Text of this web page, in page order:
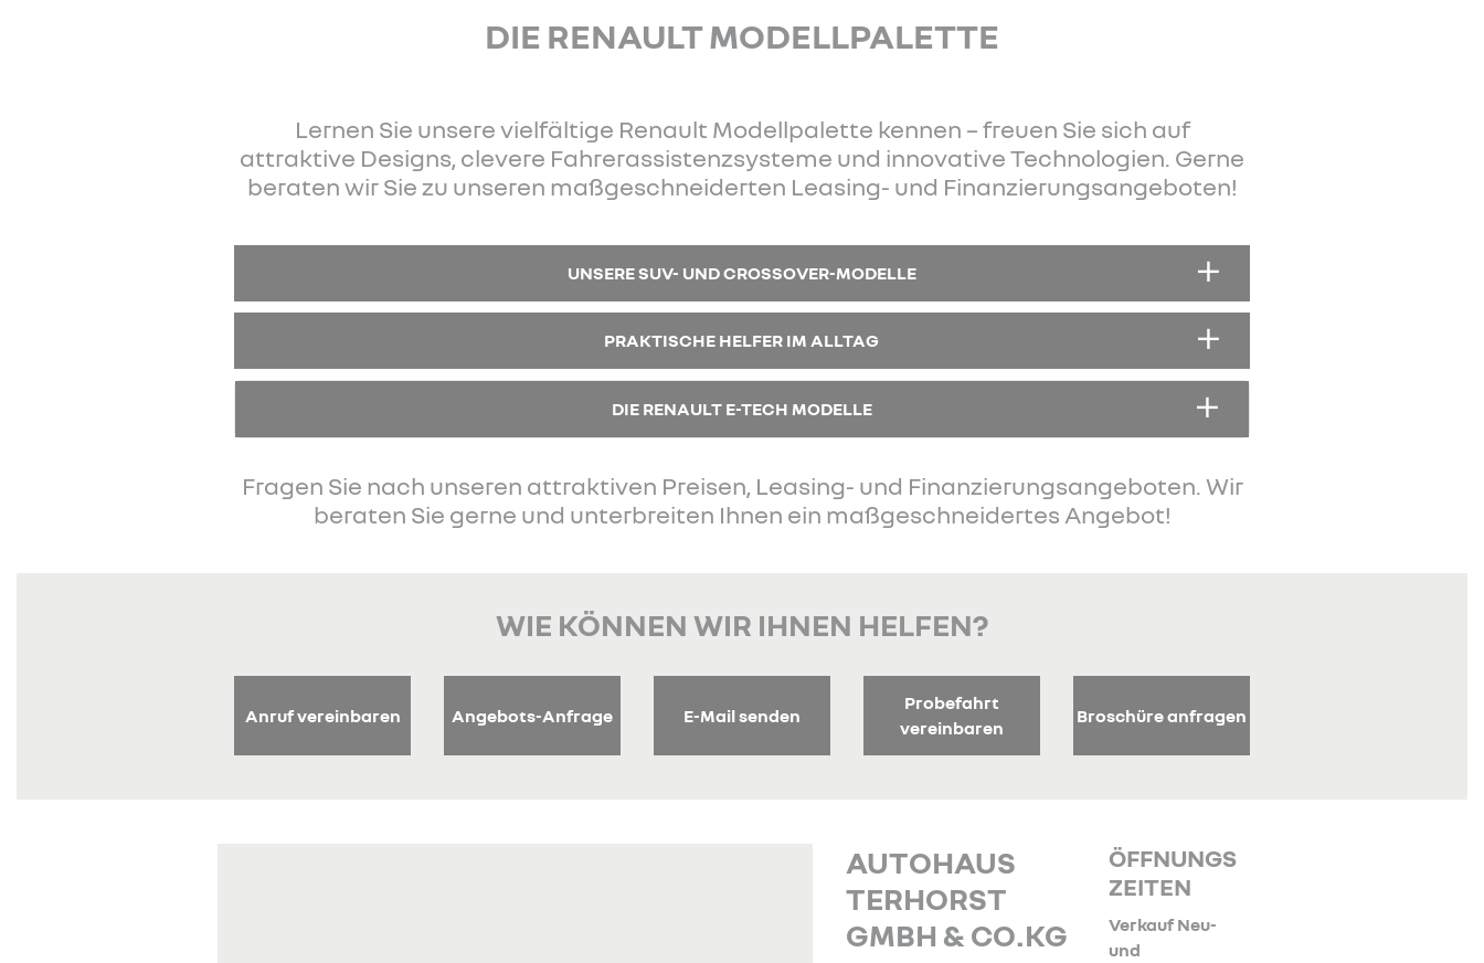
DIE RENAULT MODELLPALETTE
Lernen Sie unsere vielfältige Renault Modellpalette kennen – freuen Sie sich auf
attraktive Designs, clevere Fahrerassistenzsysteme und innovative Technologien. Gerne
beraten wir Sie zu unseren maßgeschneiderten Leasing- und Finanzierungsangeboten!
UNSERE SUV- UND CROSSOVER-MODELLE
PRAKTISCHE HELFER IM ALLTAG
DIE RENAULT E-TECH MODELLE
Fragen Sie nach unseren attraktiven Preisen, Leasing- und Finanzierungsangeboten. Wir
beraten Sie gerne und unterbreiten Ihnen ein maßgeschneidertes Angebot!
WIE KÖNNEN WIR IHNEN HELFEN?
Anruf vereinbaren Angebots-Anfrage E-Mail senden
Probefahrt
vereinbaren
Broschüre anfragen
AUTOHAUS
TERHORST
GMBH & CO.KG
ÖFFNUNGS
ZEITEN
Verkauf Neu-
und